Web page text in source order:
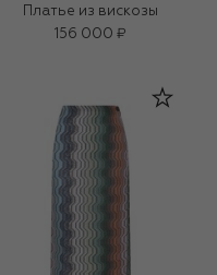
Платье из вискозы
156 000 ₽